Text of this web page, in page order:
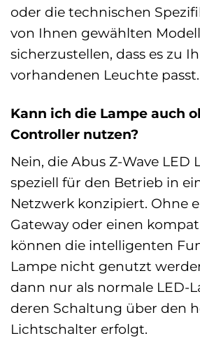
oder die technischen
von Ihnen gewählten
sicherzustellen, dass es zu
vorhandenen Leuchte passt.
Kann ich die Lampe auch
Controller nutzen?
Nein, die Abus Z-Wave LED
speziell für den Betrieb in
Netzwerk konzipiert. Ohne
Gateway oder einen
können die intelligenten
Lampe nicht genutzt
dann nur als normale LED-
deren Schaltung über den
Lichtschalter erfolgt.